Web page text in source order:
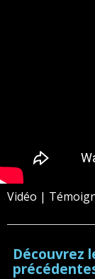
Vidéo |
Découvrez